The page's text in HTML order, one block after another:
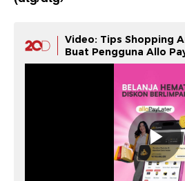
Video: Tips Shopping
Buat Pengguna Allo